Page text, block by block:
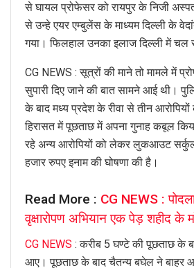
से घायल प्रोफेसर को रायपुर के निजी
से उन्हे एयर एम्बुलेंस के माध्यम दिल्ली के
गया। फिलहाल उनका इलाज दिल्ली में चल
CG NEWS : सूत्रों की माने तो मामले में
सुपारी दिए जाने की बात सामने आई थी।
के बाद मध्य प्रदेश के रीवा से तीन आरोपियों
हिरासत में पूछताछ में अपना गुनाह कबूल
रहे अन्य आरोपियों को लेकर लुकआउट
हजार रुपए इनाम की घोषणा की है।
Read More : CG NEWS :
वृक्षारोपण अभियान एक पेड़ शहीद के
CG NEWS : करीब 5 घण्टे की पूछताछ के
आए। पूछताछ के बाद चैतन्य बघेल ने बाहर